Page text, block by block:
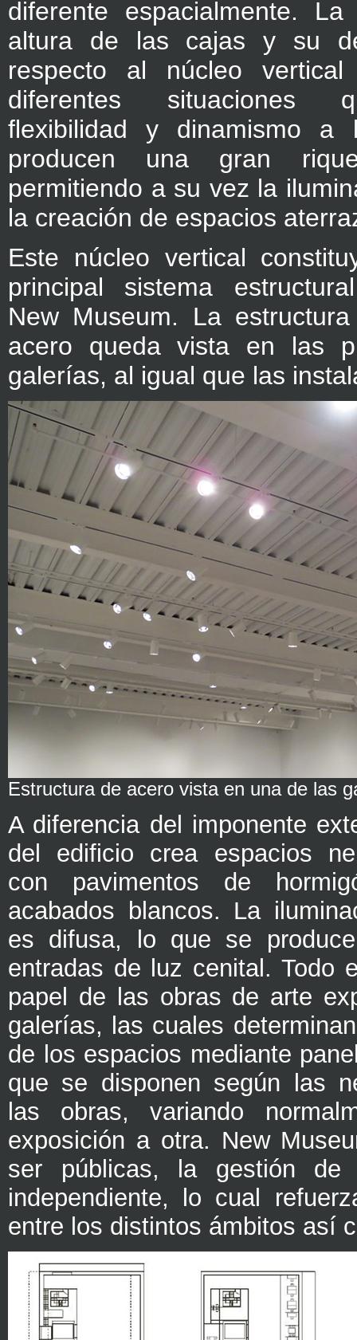
diferente espacialmente.
altura de las cajas y su
respecto al núcleo
diferentes situaciones
flexibilidad y dinamismo a
producen una gran
permitiendo a su vez la
la creación de espacios
Este núcleo vertical
principal sistema
New Museum. La
acero queda vista en las
galerías, al igual que las
Estructura de acero vista en una de las
A diferencia del imponente
del edificio crea espacios
con pavimentos de
acabados blancos. La
es difusa, lo que se
entradas de luz cenital. Todo
papel de las obras de arte
galerías, las cuales
de los espacios mediante
que se disponen según las
las obras, variando
exposición a otra. New
ser públicas, la gestión
independiente, lo cual
entre los distintos ámbitos así